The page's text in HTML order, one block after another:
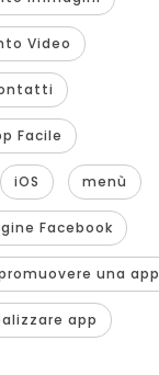
Video
Facile
iOS menù
Facebook
una app
app